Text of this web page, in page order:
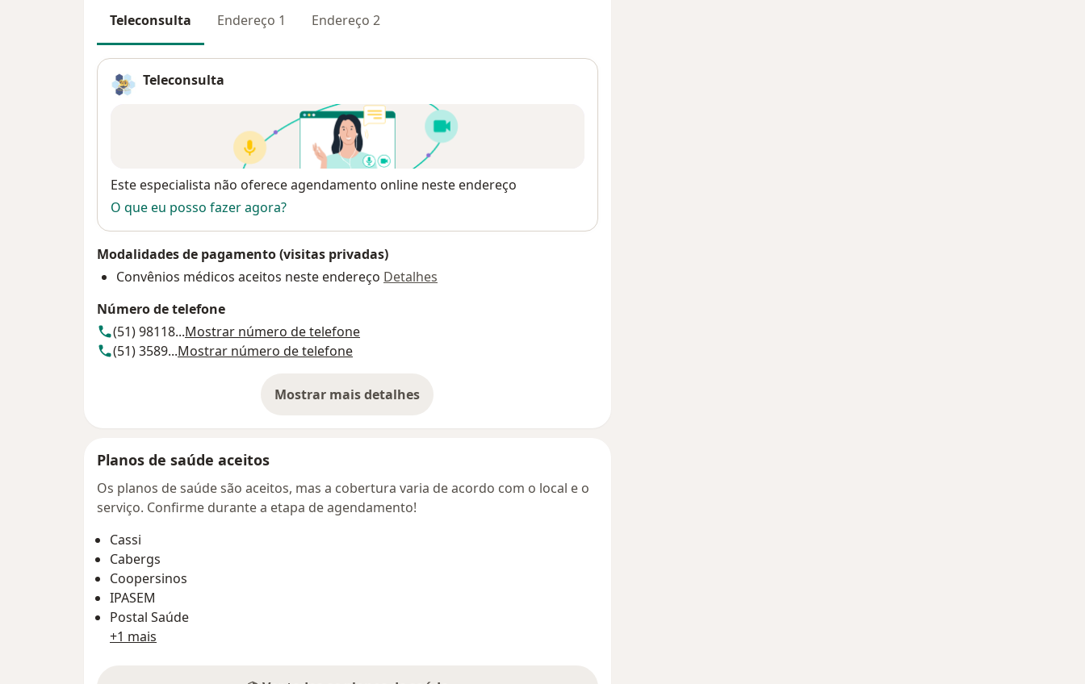
Teleconsulta Endereço 1 Endereço 2
Teleconsulta
Disponibilidade
Este especialista não oferece agendamento online neste endereço
O que eu posso fazer agora?
Modalidades de pagamento (visitas privadas)
Convênios médicos aceitos neste endereço Detalhes
Número de telefone
(51) 98118...Mostrar número de telefone
(51) 3589...Mostrar número de telefone
Mostrar mais detalhes
sobre o endereço
Planos de saúde aceitos
Os planos de saúde são aceitos, mas a cobertura varia de acordo com o local e o
serviço. Confirme durante a etapa de agendamento!
Cassi
Cabergs
Coopersinos
IPASEM
Postal Saúde
+1 mais